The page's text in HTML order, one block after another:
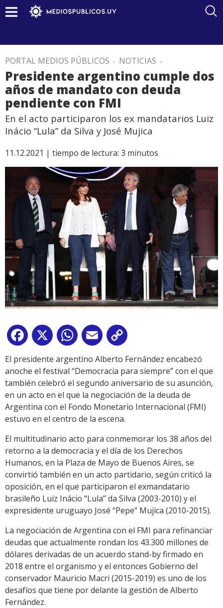
PORTAL MEDIOS PÚBLICOS . NOTICIAS .
Presidente argentino cumple dos
años de mandato con deuda
pendiente con FMI
En el acto participaron los ex mandatarios Luiz
Inácio “Lula” da Silva y José Mujica
11.12.2021 | tiempo de lectura: 3 minutos
Facebook
X WhatsApp
Email
Link
El presidente argentino Alberto Fernández encabezó
anoche el festival “Democracia para siempre” con el que
también celebró el segundo aniversario de su asunción,
en un acto en el que la negociación de la deuda de
Argentina con el Fondo Monetario Internacional (FMI)
estuvo en el centro de la escena.
El multitudinario acto para conmemorar los 38 años del
retorno a la democracia y el día de los Derechos
Humanos, en la Plaza de Mayo de Buenos Aires, se
convirtió también en un acto partidario, según criticó la
oposición, en el que participaron el exmandatario
brasileño Luiz Inácio “Lula” da Silva (2003-2010) y el
expresidente uruguayo José “Pepe” Mujica (2010-2015).
La negociación de Argentina con el FMI para refinanciar
deudas que actualmente rondan los 43.300 millones de
dólares derivadas de un acuerdo stand-by firmado en
2018 entre el organismo y el entonces Gobierno del
conservador Mauricio Macri (2015-2019) es uno de los
desafíos que tiene por delante la gestión de Alberto
Fernández.